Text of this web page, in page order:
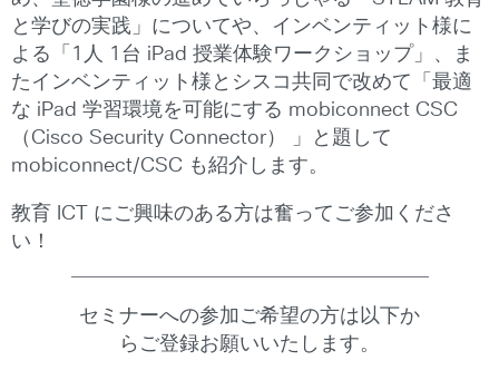
と学びの実践」についてや、インベンティット様に
よる「1人 1台 iPad 授業体験ワークショップ」、ま
たインベンティット様とシスコ共同で改めて「最適
な iPad 学習環境を可能にする mobiconnect CSC
（Cisco Security Connector） 」と題して
mobiconnect/CSC も紹介します。
教育 ICT にご興味のある方は奮ってご参加くださ
い！
セミナーへの参加ご希望の方は以下か
らご登録お願いいたします。